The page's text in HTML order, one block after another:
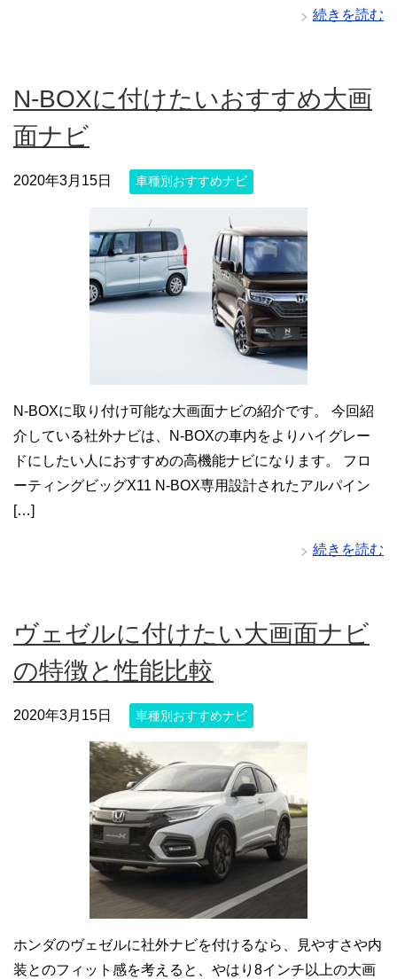
続きを読む
N-BOXに付けたいおすすめ大画
面ナビ
2020年3月15日 車種別おすすめナビ
N-BOXに取り付け可能な大画面ナビの紹介です。 今回紹
介している社外ナビは、N-BOXの車内をよりハイグレー
ドにしたい人におすすめの高機能ナビになります。 フロ
ーティングビッグX11 N-BOX専用設計されたアルパイン
[…]
続きを読む
ヴェゼルに付けたい大画面ナビ
の特徴と性能比較
2020年3月15日 車種別おすすめナビ
ホンダのヴェゼルに社外ナビを付けるなら、見やすさや内
装とのフィット感を考えると、やはり8インチ以上の大画